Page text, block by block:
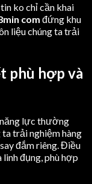
ko chỉ cần khai
com đứng khu
liệu chúng ta trải
phù hợp và
lực thường
trải nghiệm hàng
đắm riêng. Điều
linh đụng, phù hợp